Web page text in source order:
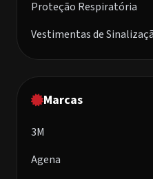
Proteção Respiratória
Vestimentas de
Marcas
3M
Agena